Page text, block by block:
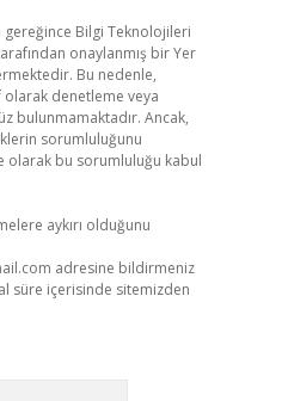
gereğince Bilgi Teknolojileri
onaylanmış bir Yer
Bu nedenle,
denetleme veya
bulunmamaktadır. Ancak,
sorumluluğunu
olarak bu sorumluluğu kabul
aykırı olduğunu
adresine bildirmeniz
süre içerisinde sitemizden